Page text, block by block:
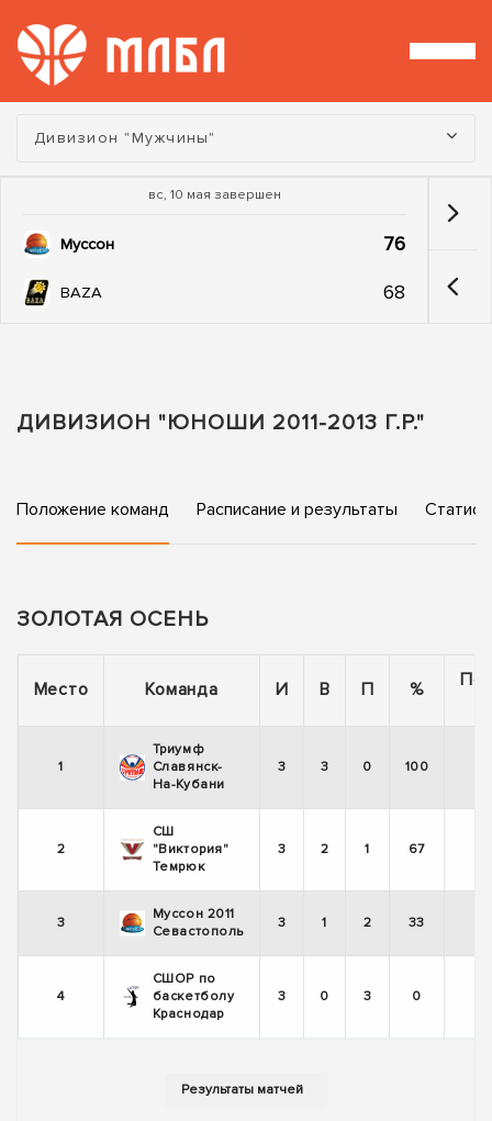
Турнир:
Дивизион "Мужчины"
вс, 10 мая завершен
Муссон 76
BAZA 68
ДИВИЗИОН "ЮНОШИ 2011-2013 Г.Р."
Положение команд Расписание и результаты
ЗОЛОТАЯ ОСЕНЬ
Место Команда И В П %
1
Триумф
Славянск-
На-Кубани
3 3 0 100
2
СШ
"Виктория"
Темрюк
3 2 1 67
3
Муссон 2011
Севастополь
3 1 2 33
4
СШОР по
баскетболу
Краснодар
3 0 3 0